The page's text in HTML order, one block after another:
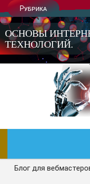
Рубрика
ОСНОВЫ
ТЕХНОЛОГИЙ.
ГЛАВНАЯ
Блог для